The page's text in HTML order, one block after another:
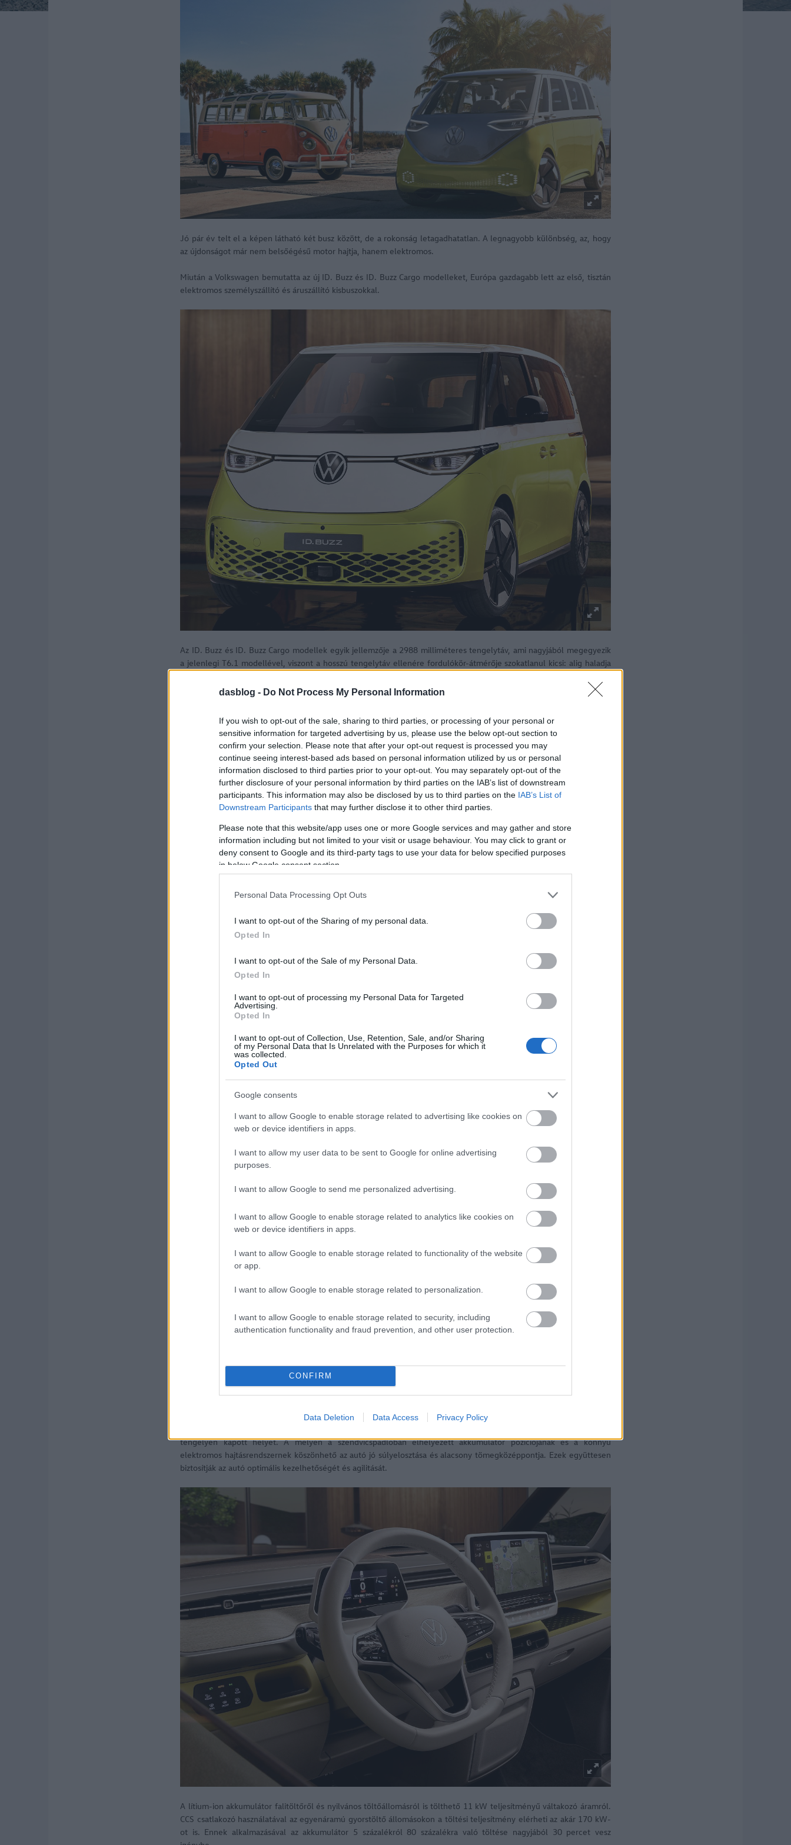
dasblog - Do Not Process My Personal Information
If you wish to opt-out of the sale, sharing to third parties, or processing of your personal or
sensitive information for targeted advertising by us, please use the below opt-out section to
confirm your selection. Please note that after your opt-out request is processed you may
continue seeing interest-based ads based on personal information utilized by us or personal
information disclosed to third parties prior to your opt-out. You may separately opt-out of the
further disclosure of your personal information by third parties on the IAB’s list of downstream
participants. This information may also be disclosed by us to third parties on the IAB’s List of
Downstream Participants that may further disclose it to other third parties.
Please note that this website/app uses one or more Google services and may gather and store
information including but not limited to your visit or usage behaviour. You may click to grant or
deny consent to Google and its third-party tags to use your data for below specified purposes
in below Google consent section.
Personal Data Processing Opt Outs
I want to opt-out of the Sharing of my personal data.
Opted In
I want to opt-out of the Sale of my Personal Data.
Opted In
I want to opt-out of processing my Personal Data for Targeted
Advertising.
Opted In
I want to opt-out of Collection, Use, Retention, Sale, and/or Sharing
of my Personal Data that Is Unrelated with the Purposes for which it
was collected.
Opted Out
Google consents
I want to allow Google to enable storage related to advertising like cookies on
web or device identifiers in apps.
I want to allow my user data to be sent to Google for online advertising
purposes.
I want to allow Google to send me personalized advertising.
I want to allow Google to enable storage related to analytics like cookies on
web or device identifiers in apps.
I want to allow Google to enable storage related to functionality of the website
or app.
I want to allow Google to enable storage related to personalization.
I want to allow Google to enable storage related to security, including
authentication functionality and fraud prevention, and other user protection.
CONFIRM
Data Deletion Data Access Privacy Policy
Jó pár év telt el a képen látható két busz között, de a rokonság letagadhatatlan. A legnagyobb különbség, az, hogy
az újdonságot már nem belsőégésű motor hajtja, hanem elektromos.
Miután a Volkswagen bemutatta az új ID. Buzz és ID. Buzz Cargo modelleket, Európa gazdagabb lett az első, tisztán
elektromos személyszállító és áruszállító kisbuszokkal.
Az ID. Buzz és ID. Buzz Cargo modellek egyik jellemzője a 2988 milliméteres tengelytáv, ami nagyjából megegyezik
a jelenlegi T6.1 modellével, viszont a hosszú tengelytáv ellenére fordulókör-átmérője szokatlanul kicsi: alig haladja
De a legnagyobb húzás, hogy az ID. Buzz légellenállási együtthatója mindössze 0,285, az ID. Buzz Cargóé pedig ez
0,29, míg az első generációs modellé még 0,41 volt.
Az egyterű változat barátságos hangulatú belterében öt személynek és akár 1120 liternyi csomagnak jut bőséges
hely az utazás során. Ha a második üléssort lehajtjuk, a csomagtér befogadóképessége 2 205 literre nő. Az ID. Buzz
Cargo áruszállító kivitelnél az ügyfél kívánsága alapján két vagy három ülés kerül az első sorba. Az ülések mögötti
válaszfal másik oldalán 3,9 köbméteres rakodótér található, ami akár két szabvány raklapnyi, keresztben elhelyezett
áru befogadására is képes.
platformra épül. Egy 77 kWh kapacitású akkumulátor (bruttó kapacitás: 82 kWh) látja el árammal a 150 kW
tengelyen kapott helyet. A mélyen a szendvicspadlóban elhelyezett akkumulátor pozíciójának és a könnyű
elektromos hajtásrendszernek köszönhető az autó jó súlyelosztása és alacsony tömegközéppontja. Ezek együttesen
biztosítják az autó optimális kezelhetőségét és agilitását.
A lítium-ion akkumulátor falitöltőről és nyilvános töltőállomásról is tölthető 11 kW teljesítményű váltakozó áramról.
CCS csatlakozó használatával az egyenáramú gyorstöltő állomásokon a töltési teljesítmény elérheti az akár 170 kW-
ot is. Ennek alkalmazásával az akkumulátor 5 százalékról 80 százalékra való töltése nagyjából 30 percet vesz